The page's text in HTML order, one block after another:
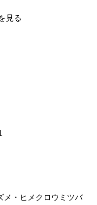
見る
メ・ヒメクロウミツバ